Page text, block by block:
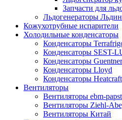
Запчасти для
Льдогенераторы
Кожухотрубные испарители
Холодильные конденсаторы
Конденсаторы
Конденсаторы SEST-
Конденсаторы Guentner
Конденсаторы Lloyd
Конденсаторы Heatcraft
Вентиляторы
Вентиляторы ebm-papst
Вентиляторы Ziehl-
Вентиляторы Китай